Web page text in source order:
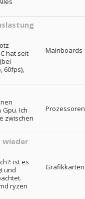
hat seit
60fps),
Mainboards
Gpu. Ich
zwischen
Prozessoren
wieder
ist es
und
ryzen
Grafikkarten